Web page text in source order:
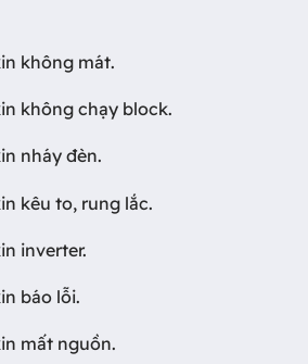
không mát.
không chạy block.
nháy đèn.
kêu to, rung lắc.
inverter.
báo lỗi.
mất nguồn.